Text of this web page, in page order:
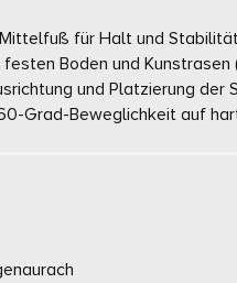
für Halt und
Boden und Kunstrasen
und Platzierung
Grad-Beweglichkeit auf